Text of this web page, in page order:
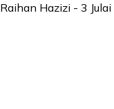
Raihan Hazizi - 3